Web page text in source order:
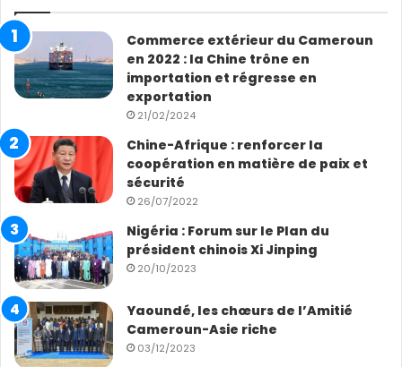
Commerce extérieur du Cameroun
en 2022 : la Chine trône en
importation et régresse en
exportation
21/02/2024
Chine-Afrique : renforcer la
coopération en matière de paix et
sécurité
26/07/2022
Nigéria : Forum sur le Plan du
président chinois Xi Jinping
20/10/2023
Yaoundé, les chœurs de l’Amitié
Cameroun-Asie riche
03/12/2023